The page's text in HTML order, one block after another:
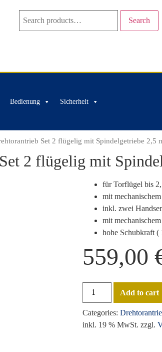
Search
Bedienung Sicherheit
Set 2 flügelig mit Spindelgetriebe 2,5
2 flügelig mit
für Torflügel bis
mit
inkl. zwei
mit
hohe Schubkraft (
559,00
Add to cart
Categories:
inkl. 19 % MwSt. zzgl.